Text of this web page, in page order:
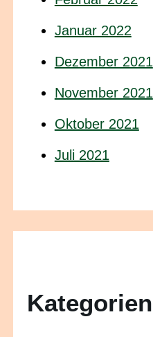
Januar 2022
Dezember 2021
November 2021
Oktober 2021
Juli 2021
Kategorien